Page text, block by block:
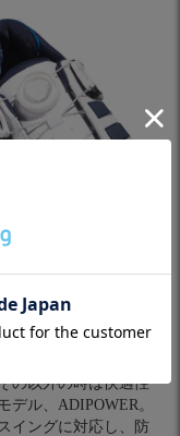
少異なる場合があり
の以外の時は快適性
デル、ADIPOWER。
イングに対応し、防